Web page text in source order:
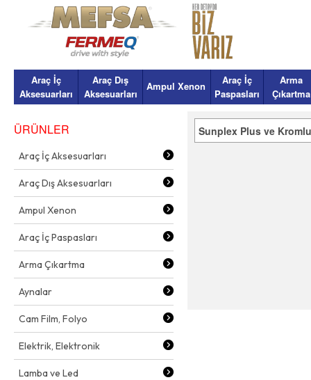
Araç İç
Aksesuarları
Araç Dış
Aksesuarları
Ampul Xenon
Araç İç
Paspasları
Arma
Çıkartma
ÜRÜNLER
Araç İç Aksesuarları
Araç Dış Aksesuarları
Ampul Xenon
Araç İç Paspasları
Arma Çıkartma
Aynalar
Cam Film, Folyo
Elektrik, Elektronik
Lamba ve Led
Sunplex Plus ve